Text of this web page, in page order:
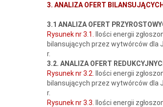
3. ANALIZA OFERT BILANSUJĄCYCH
3.1 ANALIZA OFERT
Rysunek nr 3.1.
Ilości energii
bilansujących przez wytwórców dla
r.
3.2. ANALIZA OFERT
Rysunek nr 3.2.
Ilości energii
bilansujących przez wytwórców dla
r.
Rysunek nr 3.3.
Ilości energii